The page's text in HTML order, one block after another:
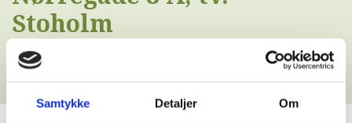
Samtykke Detaljer Om
Stoholm